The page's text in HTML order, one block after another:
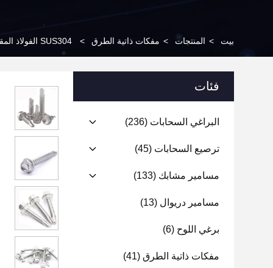
بيت > المنتجات > مفكات ذاتية الطرق > SUS304 الفولاذ المقاوم للصدأ عرافة شفة رئيس الحفر المسمار DIN7504K DIN7504K عرافة غسالة الذاتي الحفر المسمار
فئات
البراغي السحابات (236)
ترصيع السحابات (45)
مسامير مشابك (133)
مسامير دريوال (13)
برغي اللوح (6)
مفكات ذاتية الطرق (41)